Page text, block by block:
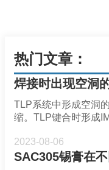
热门文章：
TLP系统中形成空洞
缩。TLP键合时形成
2023-08-06